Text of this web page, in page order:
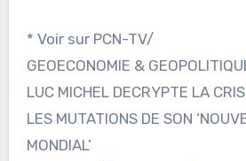
* Voir sur PCN-TV/
GEOECONOMIE &
LUC MICHEL DECRYPTE LA
LES MUTATIONS DE SON
MONDIAL’